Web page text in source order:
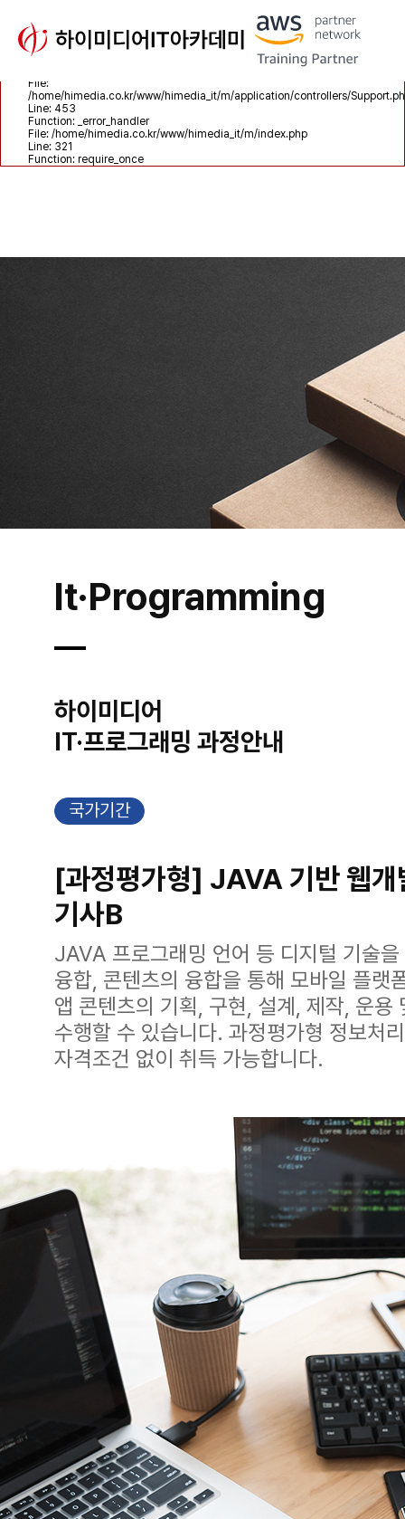
Severity: Notice
Message: Trying to get property 'sub_course_name' of non-object
Filename: controllers/Support.php
Line Number: 453
File:
/home/himedia.co.kr/www/himedia_it/m/application/controllers/
Line: 453
Function: _error_handler
File: /home/himedia.co.kr/www/himedia_it/m/index.php
Line: 321
Function: require_once
It·Programming
하이미디어
IT·프로그래밍 과정안내
국가기간
[과정평가형] JAVA 기반 웹개
기사B
JAVA 프로그래밍 언어 등 디지털 기술
융합, 콘텐츠의 융합을 통해 모바일 플랫
앱 콘텐츠의 기획, 구현, 설계, 제작, 운용
수행할 수 있습니다. 과정평가형 정보처
자격조건 없이 취득 가능합니다.